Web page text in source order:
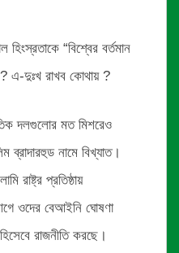
“বিশ্বের বর্তমান
এ-দুঃখ রাখব কোথায় ?
দলগুলোর মত মিশরেও
নামে বিখ্যাত।
রাষ্ট্র প্রতিষ্ঠায়
ওদের বেআইনি ঘোষণা
রাজনীতি করছে।